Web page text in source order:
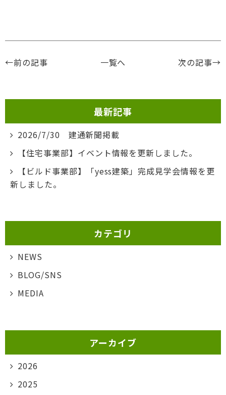
←前の記事 一覧へ 次の記事→
最新記事
2026/7/30 建通新聞掲載
【住宅事業部】イベント情報を更新しました。
【ビルド事業部】「yess建築」完成見学会情報を更
新しました。
カテゴリ
NEWS
BLOG/SNS
MEDIA
アーカイブ
2026
2025